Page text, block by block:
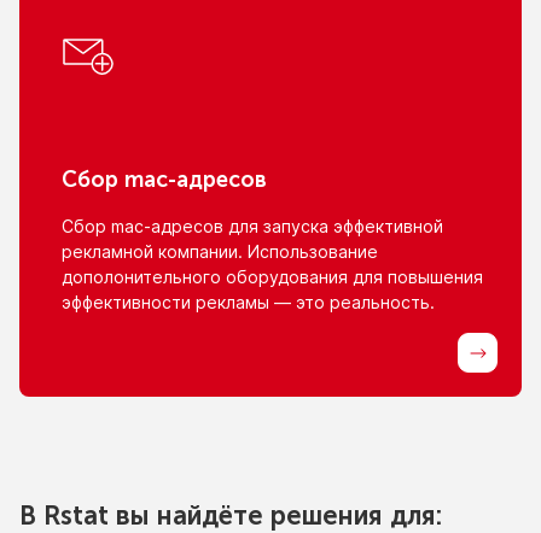
Сбор mac-адресов
Сбор mac-адресов для запуска эффективной
рекламной компании. Использование
дополонительного оборудования для повышения
эффективности рекламы — это реальность.
В Rstat вы найдёте решения для: